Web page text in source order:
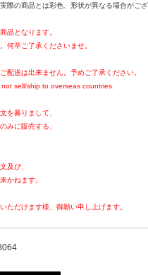
際の商品とは彩色、形状が異なる場合がござ
品となります。
何卒ご了承くださいませ。
配送は出来ません。予めご了承ください。
sell/ship to overseas countries.
を募りまして、
みに販売する、
及び、
かねます。
ただけます様、御願い申し上げます。